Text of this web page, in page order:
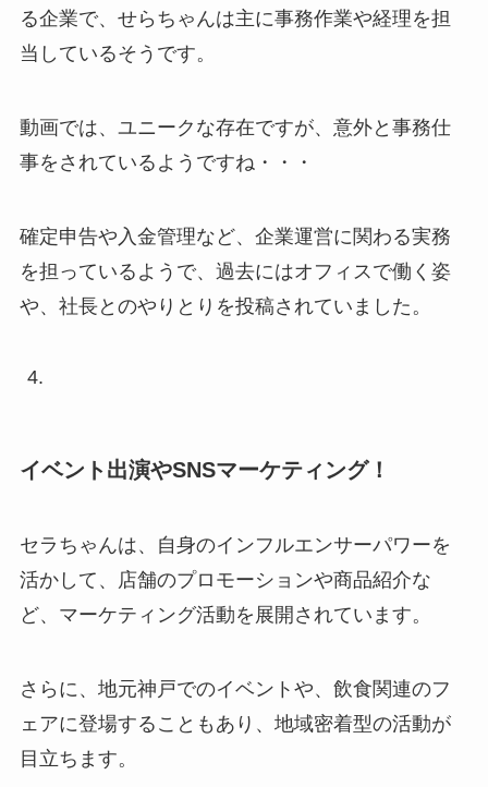
る企業で、せらちゃんは主に事務作業や経理を担
当しているそうです。
動画では、ユニークな存在ですが、意外と事務仕
事をされているようですね・・・
確定申告や入金管理など、企業運営に関わる実務
を担っているようで、過去にはオフィスで働く姿
や、社長とのやりとりを投稿されていました。
イベント出演やSNSマーケティング！
セラちゃんは、自身のインフルエンサーパワーを
活かして、店舗のプロモーションや商品紹介な
ど、マーケティング活動を展開されています。
さらに、地元神戸でのイベントや、飲食関連のフ
ェアに登場することもあり、地域密着型の活動が
目立ちます。